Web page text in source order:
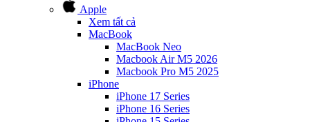
Apple
Xem tất cả
MacBook
MacBook Neo
Macbook Air M5 2026
Macbook Pro M5 2025
iPhone
iPhone 17 Series
iPhone 16 Series